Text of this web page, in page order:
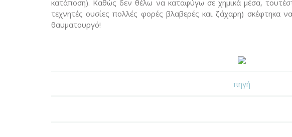
κατάποση). Καθώς δεν θέλω να καταφύγω σε χημικά μέσα,
τεχνητές ουσίες πολλές φορές βλαβερές και ζάχαρη) σκέφτηκα
θαυματουργό!
πηγή